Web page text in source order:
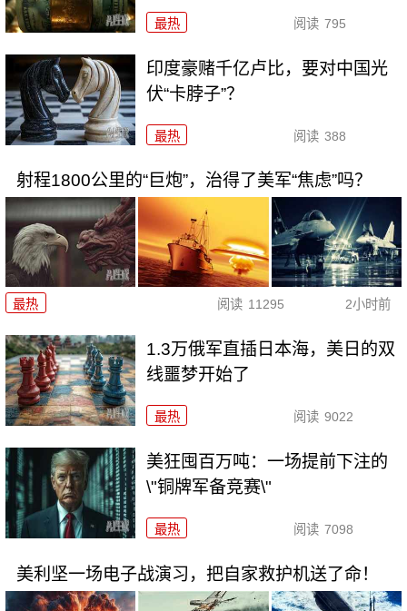
最热 阅读 795
印度豪赌千亿卢比，要对中国光
伏“卡脖子”？
最热 阅读 388
射程1800公里的“巨炮”，治得了美军“焦虑”吗？
最热 阅读 11295 2小时前
1.3万俄军直插日本海，美日的双
线噩梦开始了
最热 阅读 9022
美狂囤百万吨：一场提前下注的
\"铜牌军备竞赛\"
最热 阅读 7098
美利坚一场电子战演习，把自家救护机送了命！